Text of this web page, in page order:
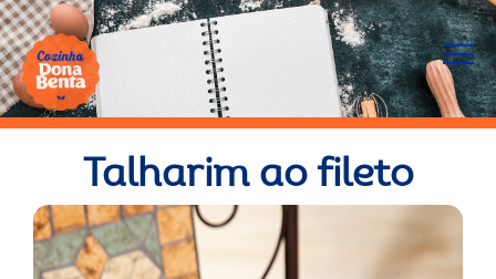
Talharim ao fileto